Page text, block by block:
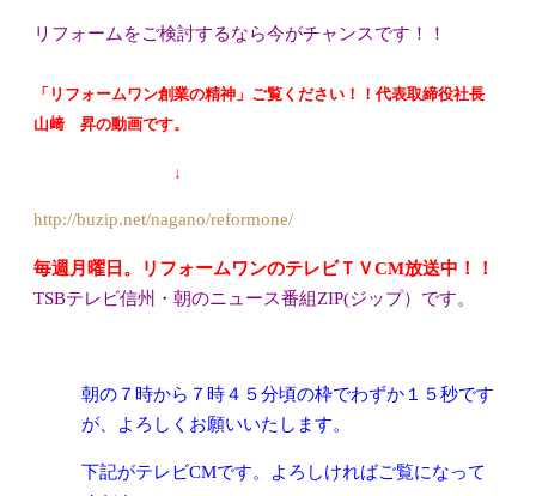
リフォームをご検討するなら今がチャンスです！！
「リフォームワン創業の精神」ご覧ください！！代表取締役社長
山﨑 昇の動画です。
↓
http://buzip.net/nagano/reformone/
毎週月曜日。リフォームワンのテレビＴＶCM放送中！！
TSBテレビ信州・朝のニュース番組ZIP(ジップ）です。
朝の７時から７時４５分頃の枠でわずか１５秒です
が、よろしくお願いいたします。
下記がテレビCMです。よろしければご覧になって